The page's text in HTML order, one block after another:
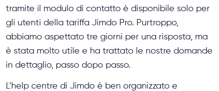
tramite il modulo di contatto è disponibile solo per
gli utenti della tariffa Jimdo Pro. Purtroppo,
abbiamo aspettato tre giorni per una risposta, ma
è stata molto utile e ha trattato le nostre domande
in dettaglio, passo dopo passo.
L’help centre di Jimdo è ben organizzato e